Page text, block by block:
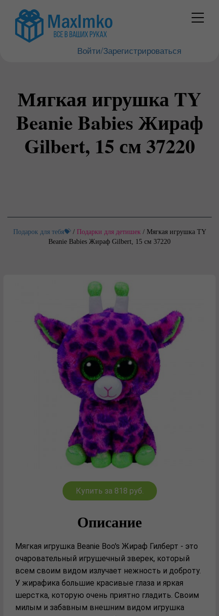
Войти/Зарегистрироваться
Мягкая игрушка TY
Beanie Babies Жираф
Gilbert, 15 см 37220
Подарок для тебя💝/ Подарки для детишек/ Мягкая игрушка TY
Beanie Babies Жираф Gilbert, 15 см 37220
Купить за 818 руб.
Описание
Мягкая игрушка Beanie Boo's Жираф Гилберт - это
очаровательный игрушечный зверек, который
всем своим видом излучает нежность и доброту.
У жирафика большие красивые глаза и яркая
шерстка, которую очень приятно гладить. Своим
милым и забавным внешним видом игрушка